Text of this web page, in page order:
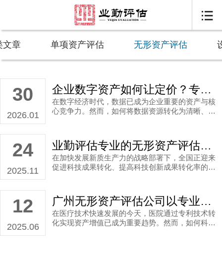

文章 单项资产评估 无形资产评估
30
2026.01
企业数字资产如何让定价？专业数据资产评估机构结合专业理论高效确认
在数字经济时代，数据已成为企业重要的资产与核
心竞争力。然而，如何将数据资源转化为清晰、可
的数据资产评估报告，便成为衡量与确认数据资产
价值的关键凭证。作为深耕此领域的专业服务机
构，业勤评估认为，进行科学、规范的资产评估，
尤其是寻求一家经验丰富的广州资产评估机构的帮
24
2025.11
业勤评估专业的无形资产评估服务助力加速专利成果转化，激活新质生产力！
在加快发展新质生产力的战略部署下，全国正迎来
促进科技成果转化、提高科技创新成果转化率的重
键作用，通过科学的专利所有权评估为高校和科研
机构提供价值参考，助力科技创新成果从实验室走
向大市场。
12
2025.06
广州无形资产评估公司以专业服务破解专利所有权评估难题
在医疗技术快速发展的今天，医院通过专利技术转
化实现资产增值已成为重要趋势。然而，如何科学